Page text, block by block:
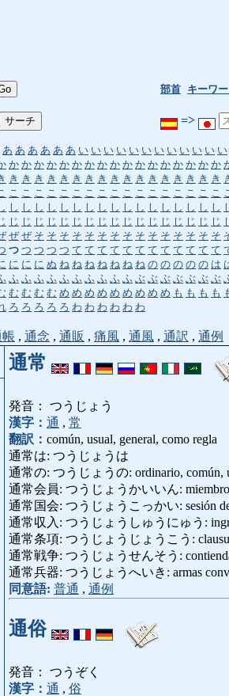
部首 キーワ
=>
あ あ あ あ あ あ い い い い い い い い い い い い
か か か か か か か か か か か か か か か か か
き き き き き き き き き き き き き き き き き
こ こ こ こ こ こ こ こ こ こ こ こ こ こ こ こ こ
し し し し し し し し し し し し し し し し し
じ じ じ じ じ じ じ じ じ じ じ じ じ じ じ じ じ
ぜ ぜ そ そ そ そ そ そ そ そ そ そ そ そ そ そ そ
つ つ つ つ つ て て て て て て て て て て て て
に に に ぬ ね ね ね ね ね ね ね の の の の の は
ふ ふ ふ ふ ふ ふ ふ ふ ふ ふ ぶ ぶ ぶ ぶ ぶ ぶ ぶ
む む む む め め め め め め め め め も も も も
ろ ろ ろ ろ ろ わ わ わ わ わ わ
, 通念 , 通販 , 痛風 , 通風 , 通訳 , 通例
通常
発音： つうじょう
漢字： 通 , 常
翻訳： común, usual, general, como regla
通常は: つうじょうは
通常の: つうじょうの: ordinario, común,
通常会員: つうじょうかいいん:
通常国会: つうじょうこっかい: sesión
通常収入: つうじょうしゅうにゅう:
通常条項: つうじょうじょうこう:
通常戦争: つうじょうせんそう:
通常兵器: つうじょうへいき: armas
同意語: 普通 , 通例
通俗
発音： つうぞく
漢字： 通 , 俗